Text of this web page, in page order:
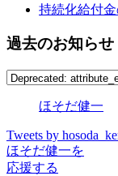
持続化給付
過去のお知らせ
ほそだ健一
Tweets by
ほそだ健一を
応援する